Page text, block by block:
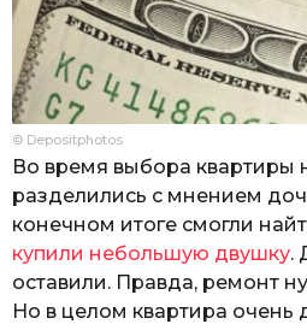
© Depositphotos
Во время выбора квартиры
разделились с мнением
конечном итоге смогли
купили небольшую двушку.
оставили. Правда, ремонт
Но в целом квартира очень